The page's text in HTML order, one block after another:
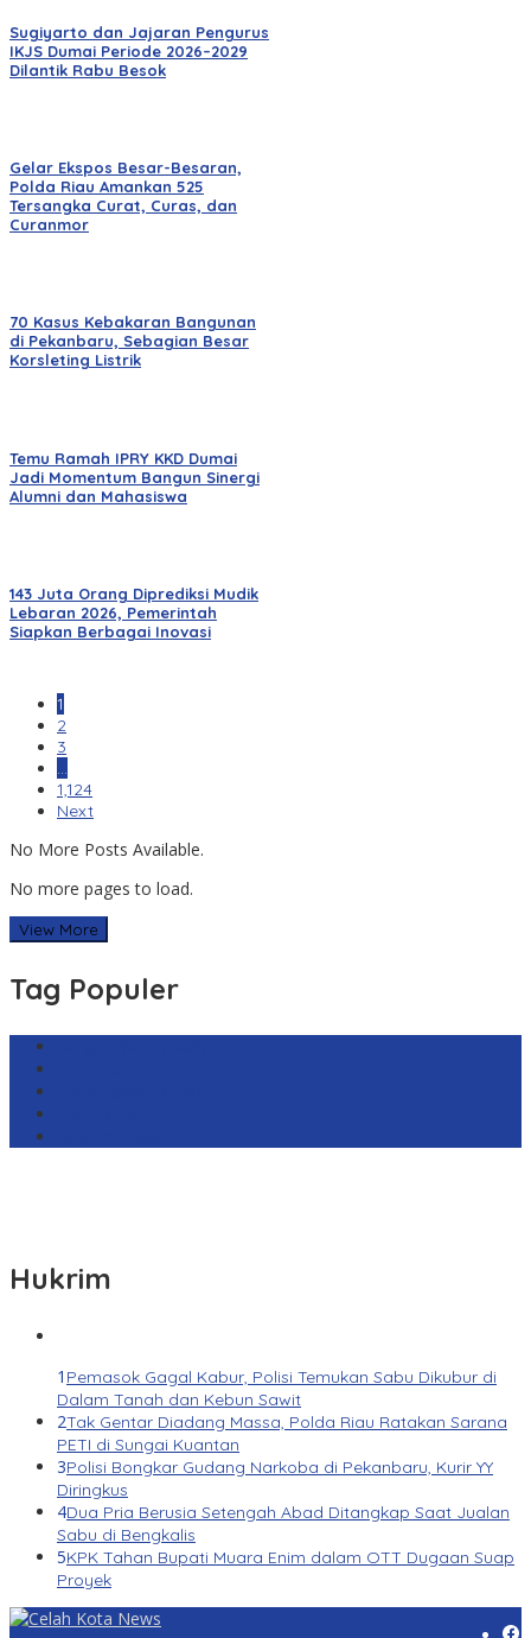
Sugiyarto dan Jajaran Pengurus
IKJS Dumai Periode 2026–2029
Dilantik Rabu Besok
Gelar Ekspos Besar-Besaran,
Polda Riau Amankan 525
Tersangka Curat, Curas, dan
Curanmor
70 Kasus Kebakaran Bangunan
di Pekanbaru, Sebagian Besar
Korsleting Listrik
Temu Ramah IPRY KKD Dumai
Jadi Momentum Bangun Sinergi
Alumni dan Mahasiswa
143 Juta Orang Diprediksi Mudik
Lebaran 2026, Pemerintah
Siapkan Berbagai Inovasi
1
2
3
…
1,124
Next
No More Posts Available.
No more pages to load.
View More
Tag Populer
Hukrim
1 Pemasok Gagal Kabur, Polisi Temukan Sabu Dikubur di
Dalam Tanah dan Kebun Sawit
2Tak Gentar Diadang Massa, Polda Riau Ratakan Sarana
PETI di Sungai Kuantan
3Polisi Bongkar Gudang Narkoba di Pekanbaru, Kurir YY
Diringkus
4Dua Pria Berusia Setengah Abad Ditangkap Saat Jualan
Sabu di Bengkalis
5KPK Tahan Bupati Muara Enim dalam OTT Dugaan Suap
Proyek